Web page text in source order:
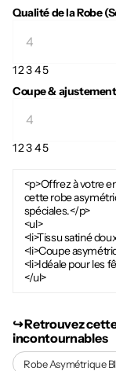
Qualité de la Robe
12345
Coupe &
12345
<p>Offrez à votre
cette robe
spéciales.</p>
<ul>
<li>Tissu satiné
<li>Coupe
<li>Idéale pour les
</ul>
↪︎ Retrouvez
incontournables
Robe Asymétrique